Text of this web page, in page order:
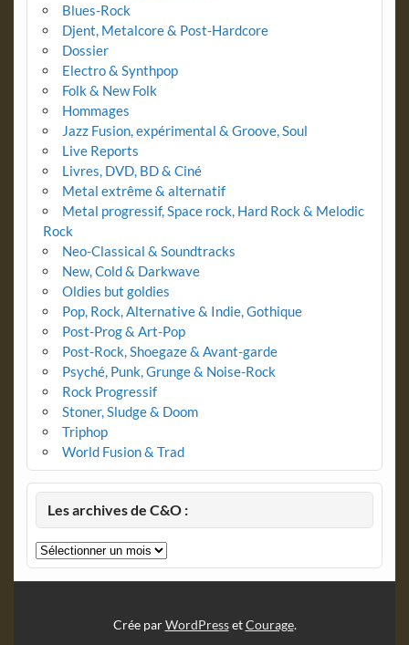
Blues-Rock
Djent, Metalcore & Post-Hardcore
Dossier
Electro & Synthpop
Folk & New Folk
Hommages
Jazz Fusion, expérimental & Groove, Soul
Live Reports
Livres, DVD, BD & Ciné
Metal extrême & alternatif
Metal progressif, Space rock, Hard Rock & Melodic
Rock
Neo-Classical & Soundtracks
New, Cold & Darkwave
Oldies but goldies
Pop, Rock, Alternative & Indie, Gothique
Post-Prog & Art-Pop
Post-Rock, Shoegaze & Avant-garde
Psyché, Punk, Grunge & Noise-Rock
Rock Progressif
Stoner, Sludge & Doom
Triphop
World Fusion & Trad
Les archives de C&O :
Les
archives
Crée parWordPressetCourage.